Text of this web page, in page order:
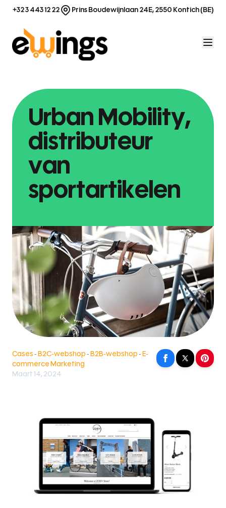
Ga naar de inhoud
+32 3 443 12 22 Prins Boudewijnlaan 24E, 2550 Kontich (BE)
Urban Mobility,
distributeur
van
sportartikelen
Cases-B2C-webshop-B2B-webshop-E-
commerce Marketing
Maart 14, 2024